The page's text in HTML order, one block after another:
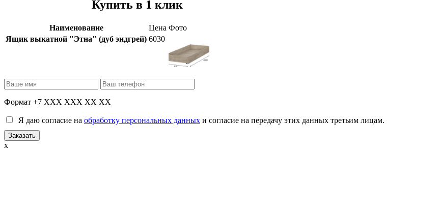
Купить в 1 клик
Наименование Цена Фото
Ящик выкатной "Этна" (дуб эндгрей) 6030
Формат +7 XXX XXX XX XX
Я даю согласие на обработку персональных данных и согласие на передачу этих данных третьим лицам.
x